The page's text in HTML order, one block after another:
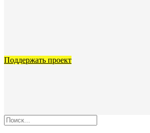
Поддержать проект